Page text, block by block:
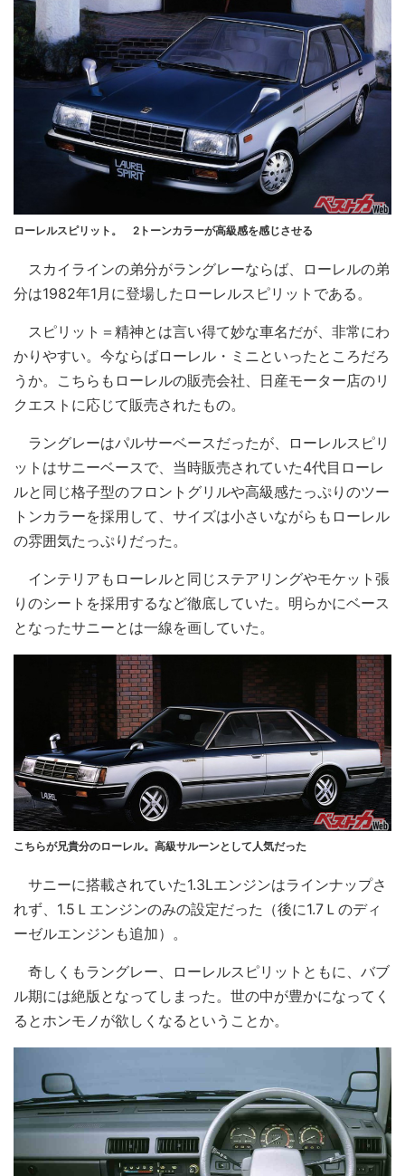
ローレルスピリット。 2トーンカラーが高級感を感じさせる
スカイラインの弟分がラングレーならば、ローレルの弟
分は1982年1月に登場したローレルスピリットである。
スピリット＝精神とは言い得て妙な車名だが、非常にわ
かりやすい。今ならばローレル・ミニといったところだろ
うか。こちらもローレルの販売会社、日産モーター店のリ
クエストに応じて販売されたもの。
ラングレーはパルサーベースだったが、ローレルスピリ
ットはサニーベースで、当時販売されていた4代目ローレ
ルと同じ格子型のフロントグリルや高級感たっぷりのツー
トンカラーを採用して、サイズは小さいながらもローレル
の雰囲気たっぷりだった。
インテリアもローレルと同じステアリングやモケット張
りのシートを採用するなど徹底していた。明らかにベース
となったサニーとは一線を画していた。
こちらが兄貴分のローレル。高級サルーンとして人気だった
サニーに搭載されていた1.3Lエンジンはラインナップさ
れず、1.5Ｌエンジンのみの設定だった（後に1.7Ｌのディ
ーゼルエンジンも追加）。
奇しくもラングレー、ローレルスピリットともに、バブ
ル期には絶版となってしまった。世の中が豊かになってく
るとホンモノが欲しくなるということか。